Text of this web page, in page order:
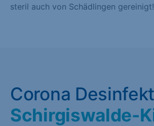
steril auch von Schädlingen gereinigt!
Corona
Schirgiswalde-